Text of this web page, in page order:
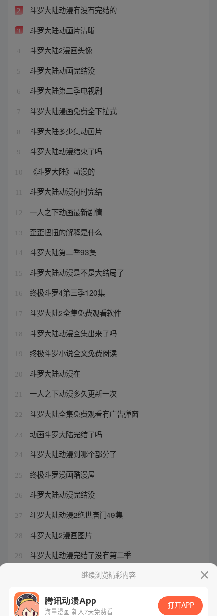
2 斗罗大陆动漫有没有完结的
3 斗罗大陆动画片清晰
4 斗罗大陆2漫画头像
5 斗罗大陆动画完结没
6 斗罗大陆第二季电视剧
7 斗罗大陆漫画免费全下拉式
8 斗罗大陆多少集动画片
9 斗罗大陆动漫结束了吗
10 《斗罗大陆》动漫的
斗罗大陆动漫何时完结
12 一人之下动画最新剧情
13 歪歪扭扭的解释是什么
14 斗罗大陆第二季93集
15 斗罗大陆动漫是不是大结局了
16 终极斗罗4第三季120集
17 斗罗大陆2全集免费观看软件
18 斗罗大陆动漫全集出来了吗
19 终极斗罗小说全文免费阅读
20 斗罗大陆动漫在
21 一人之下动漫多久更新一次
22 斗罗大陆全集免费观看有广告弹窗
23 动画斗罗大陆完结了吗
24 斗罗大陆动漫到哪个部分了
25 终极斗罗漫画酷漫屋
26 斗罗大陆动漫完结没
27 斗罗大陆动漫2绝世唐门49集
28 斗罗大陆2漫画图片
29 斗罗大陆动漫完结了没有第二季
斗罗大陆动画有没有完结的
继续浏览精彩内容
腾讯动漫App
海量漫画 新人7天免费看
打开APP